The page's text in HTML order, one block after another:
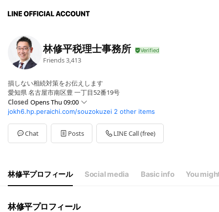
林修平税理士事務所
Friends3,413
損しない相続対策をお伝えします
愛知県 名古屋市南区豊 一丁目52番19号
Closed Opens Thu 09:00
SunClosed
Mon09:00 - 17:00
Tue09:00 - 17:00
Wed09:00 - 17:00
Sat09:00 - 17:00
日曜日、祝日は休み
jokh6.hp.peraichi.com/souzokuzei 2 other items
Chat Posts LINE Call (free)
林修平プロフィール Social media Basic info You
林修平プロフィール